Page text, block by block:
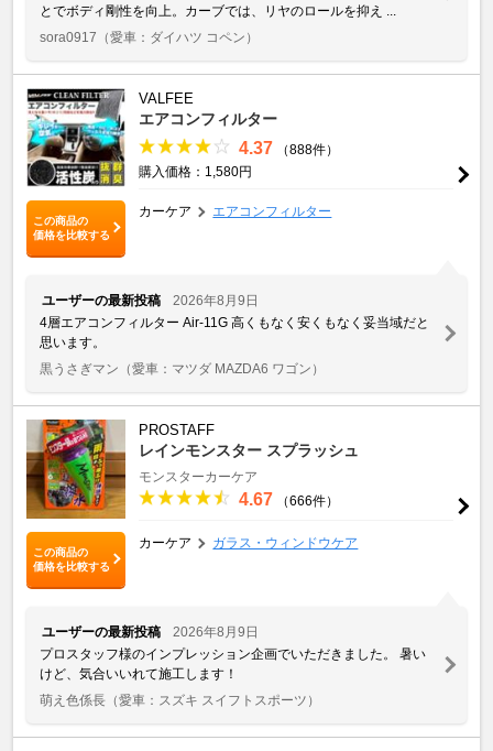
とでボディ剛性を向上。カーブでは、リヤのロールを抑え ...
sora0917 （愛車：ダイハツ コペン）
この商品の
価格を比較する
VALFEE
エアコンフィルター
4.37
（888件）
購入価格：1,580円
カーケア エアコンフィルター
ユーザーの最新投稿
2026年8月9日
4層エアコンフィルター Air-11G 高くもなく安くもなく妥当域だと
思います。
黒うさぎマン （愛車：マツダ MAZDA6 ワゴン）
この商品の
価格を比較する
PROSTAFF
レインモンスター スプラッシュ
モンスターカーケア
4.67 （666件）
カーケア ガラス・ウィンドウケア
ユーザーの最新投稿
2026年8月9日
プロスタッフ様のインプレッション企画でいただきました。 暑い
けど、気合いいれて施工します！
萌え色係長 （愛車：スズキ スイフトスポーツ）